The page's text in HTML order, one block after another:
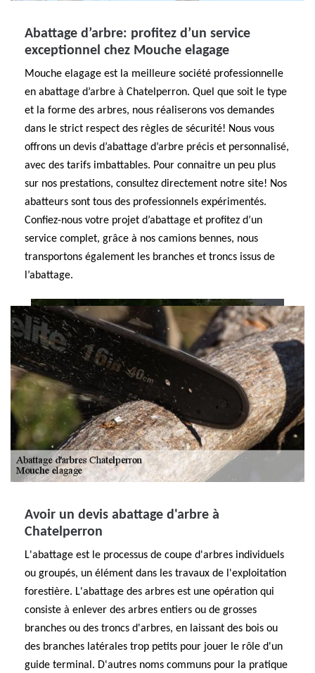
Abattage d’arbre: profitez d’un service
exceptionnel chez Mouche elagage
Mouche elagage est la meilleure société professionnelle
en abattage d’arbre à Chatelperron. Quel que soit le type
et la forme des arbres, nous réaliserons vos demandes
dans le strict respect des règles de sécurité! Nous vous
offrons un devis d’abattage d’arbre précis et personnalisé,
avec des tarifs imbattables. Pour connaitre un peu plus
sur nos prestations, consultez directement notre site! Nos
abatteurs sont tous des professionnels expérimentés.
Confiez-nous votre projet d’abattage et profitez d’un
service complet, grâce à nos camions bennes, nous
transportons également les branches et troncs issus de
l’abattage.
Avoir un devis abattage d'arbre à
Chatelperron
L'abattage est le processus de coupe d'arbres individuels
ou groupés, un élément dans les travaux de l'exploitation
forestière. L'abattage des arbres est une opération qui
consiste à enlever des arbres entiers ou de grosses
branches ou des troncs d'arbres, en laissant des bois ou
des branches latérales trop petits pour jouer le rôle d'un
guide terminal. D'autres noms communs pour la pratique